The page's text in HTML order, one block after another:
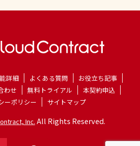
詳細 よくある質問
お役立ち記事
わせ 無料トライアル
本契約申込
ーポリシー
サイトマップ
Inc. All Rights Reserved.